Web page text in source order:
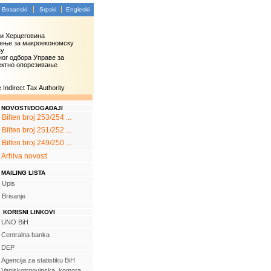
Bosanski Srpski Engleski
Херцеговина
за макроекономску
одбора Управе за
опорезивање
Tax Authority
NOVOSTI/DOGAĐAJI
Bilten broj 253/254 ...
Bilten broj 251/252 ...
Bilten broj 249/250 ...
Arhiva novosti
MAILING LISTA
Upis
Brisanje
KORISNI LINKOVI
UNO BiH
Centralna banka
DEP
Agencija za statistiku BiH